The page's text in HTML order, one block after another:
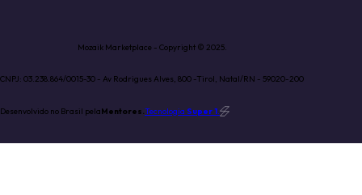
Mozaik Marketplace - Copyright © 2025.
CNPJ: 03.238.864/0015-30 - Av Rodrigues Alves, 800 -Tirol, Natal/RN - 59020-200
Desenvolvido no Brasil pelaMentores.Tecnologia Super 1.